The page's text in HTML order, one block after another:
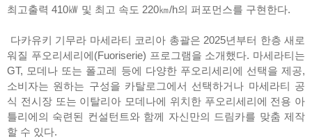
최고출력 410㎾ 및 최고 속도 220㎞/h의 퍼포먼스를 구현한다.
다카유키 기무라 마세라티 코리아 총괄은 2025년부터 한층 새로
워질 푸오리세리에(Fuoriserie) 프로그램을 소개했다. 마세라티는
GT, 모데나 또는 폴고레 등에 다양한 푸오리세리에 선택을 제공,
소비자는 원하는 구성을 카탈로그에서 선택하거나 마세라티 공
식 전시장 또는 이탈리아 모데나에 위치한 푸오리세리에 전용 아
틀리에의 숙련된 컨설턴트와 함께 자신만의 드림카를 맞춤 제작
할 수 있다.